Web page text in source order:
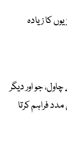
کا زیادہ
جو اور دیگر
فراہم کرتا